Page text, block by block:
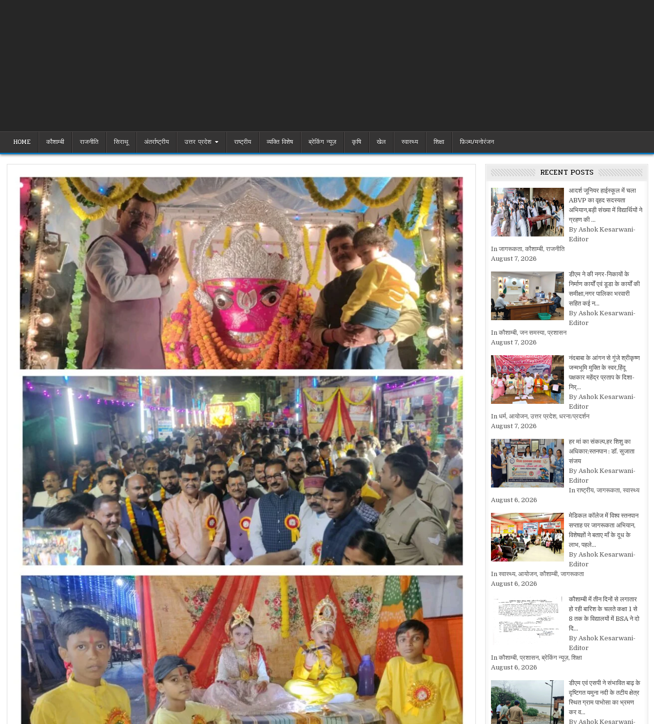
HOME कौशाम्बी राजनीति सिराथू अंतर्राष्ट्रीय उत्तर प्रदेश राष्ट्रीय व्यक्ति विशेष ब्रेकिंग न्यूज़ कृषि खेल स्वास्थ्य शिक्षा फ़िल्म/मनोरंजन
RECENT POSTS
आदर्श जूनियर हाईस्कूल में चला
ABVP का वृहद सदस्यता
अभियान,बड़ी संख्या में विद्यार्थियों ने
ग्रहण की …
By Ashok Kesarwani-
Editor
In जागरूकता, कौशाम्बी, राजनीति
August 7, 2026
डीएम ने की नगर-निकायों के
निर्माण कार्यों एवं डूडा के कार्यों की
समीक्षा,नगर पालिका भरवारी
सहित कई न…
By Ashok Kesarwani-
Editor
In कौशाम्बी, जन समस्या, प्रशासन
August 7, 2026
नंदबाबा के आंगन से गूंजे श्रीकृष्ण
जन्मभूमि मुक्ति के स्वर,हिंदू
पक्षकार महेंद्र प्रताप के दिशा-
निर्…
By Ashok Kesarwani-
Editor
In धर्म, आयोजन, उत्तर प्रदेश, धरना/प्रदर्शन
August 7, 2026
हर मां का संकल्प,हर शिशु का
अधिकार:स्तनपान : डॉ. सुजाता
संजय
By Ashok Kesarwani-
Editor
In राष्ट्रीय, जागरूकता, स्वास्थ्य
August 6, 2026
मेडिकल कॉलेज में विश्व स्तनपान
सप्ताह पर जागरूकता अभियान,
विशेषज्ञों ने बताए माँ के दूध के
लाभ, पहले…
By Ashok Kesarwani-
Editor
In स्वास्थ्य, आयोजन, कौशाम्बी, जागरूकता
August 6, 2026
कौशाम्बी में तीन दिनों से लगातार
हो रही बारिश के चलते कक्षा 1 से
8 तक के विद्यालयों में BSA ने दो
दि…
By Ashok Kesarwani-
Editor
In कौशाम्बी, प्रशासन, ब्रेकिंग न्यूज़, शिक्षा
August 6, 2026
डीएम एवं एसपी ने संभावित बाढ़ के
दृष्टिगत यमुना नदी के तटीय क्षेत्र
स्थित ग्राम पाभोसा का भ्रमण
कर व…
By Ashok Kesarwani-